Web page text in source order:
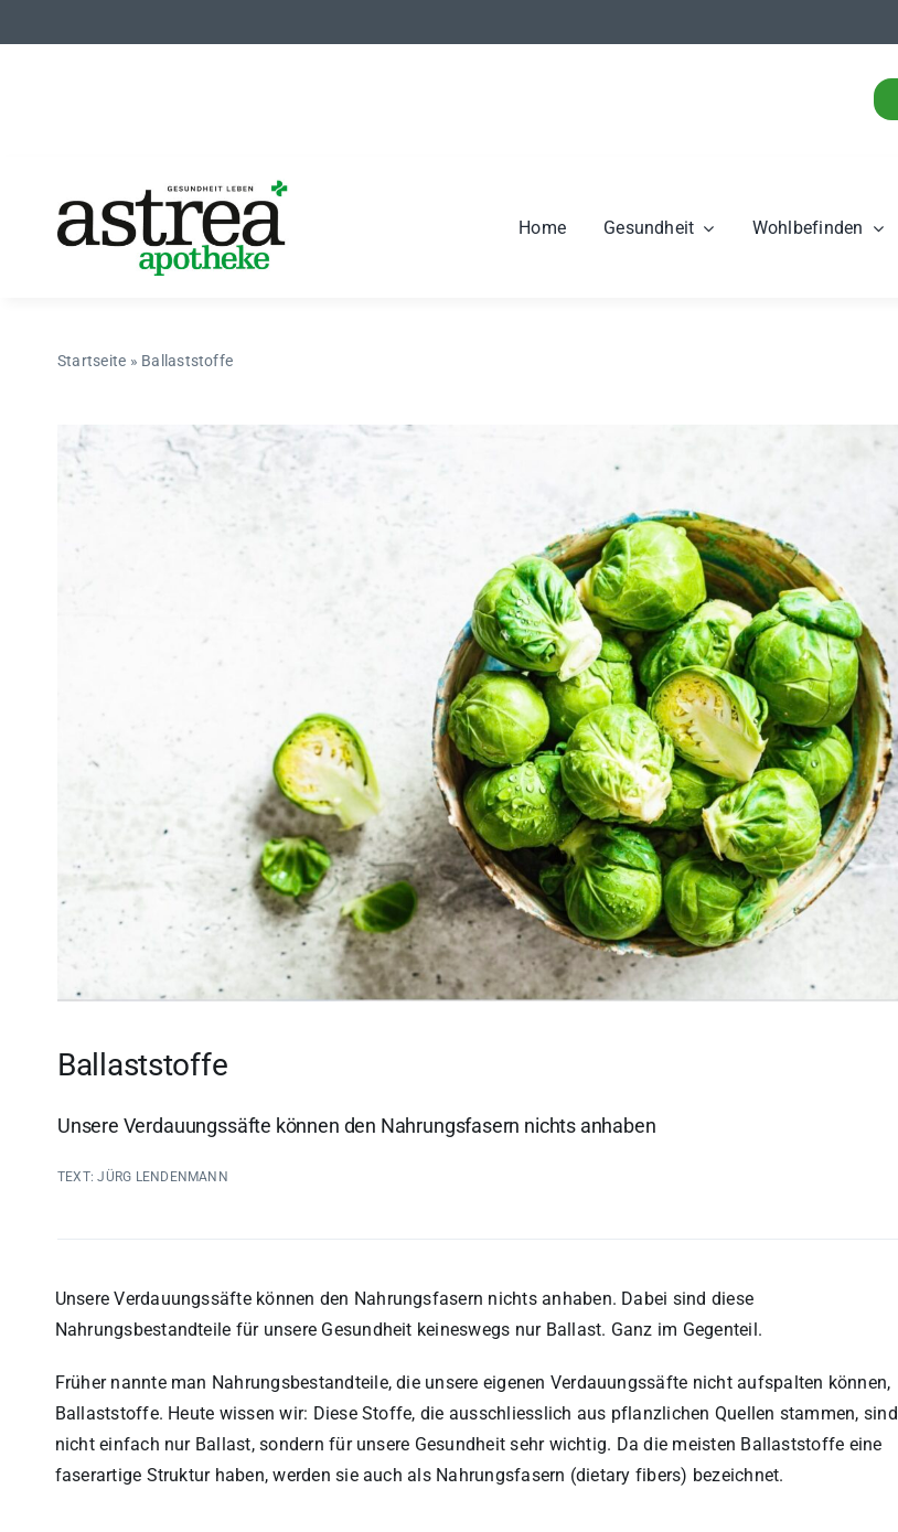
Inhalt
Home Gesundheit Wohlbefinden
Startseite » Ballaststoffe
Ballaststoffe
Unsere Verdauungssäfte können den Nahrungsfasern nichts anhaben
TEXT: JÜRG LENDENMANN
Unsere Verdauungssäfte können den Nahrungsfasern nichts anhaben. Dabei sind diese
Nahrungsbestandteile für unsere Gesundheit keineswegs nur Ballast. Ganz im Gegenteil.
Früher nannte man Nahrungsbestandteile, die unsere eigenen Verdauungssäfte nicht aufspalten können,
Ballaststoffe. Heute wissen wir: Diese Stoffe, die ausschliesslich aus pflanzlichen Quellen stammen, sind
nicht einfach nur Ballast, sondern für unsere Gesundheit sehr wichtig. Da die meisten Ballaststoffe eine
faserartige Struktur haben, werden sie auch als Nahrungsfasern (dietary fibers) bezeichnet.